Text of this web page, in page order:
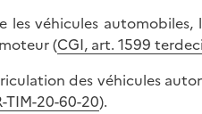
les véhicules
(CGI, art. 1599
des véhicules
TIM-20-60-20).